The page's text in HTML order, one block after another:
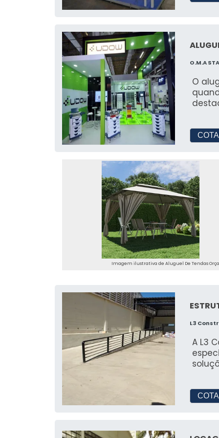
Oferecemos a possibilidade de
necessidades específicas de cada
DICAS PARA
TENDAS
Aluguel de tendas BH:
necessidade
É importante escolher um fornecedor
ALUGUEL DE TENDAS EM BH:
FORNECEDOR
Verifique a reputação, experiência
nossa equipe está à disposição
PERGUNTAS
TENDAS
O valor de aluguel de uma
adicionais, começando em R$500.
Qual o valor de uma tenda 6
Uma tenda de 6x6 pode custar em
Qual o valor de aluguel de
Qual o valor de uma tenda
O.M.A
O
Imagem ilustrativa de Aluguel De Tendas
L3
A L3